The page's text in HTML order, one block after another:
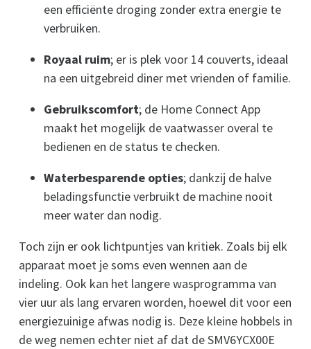
een efficiënte droging zonder extra energie te
verbruiken.
Royaal ruim; er is plek voor 14 couverts, ideaal
na een uitgebreid diner met vrienden of familie.
Gebruikscomfort; de Home Connect App
maakt het mogelijk de vaatwasser overal te
bedienen en de status te checken.
Waterbesparende opties; dankzij de halve
beladingsfunctie verbruikt de machine nooit
meer water dan nodig.
Toch zijn er ook lichtpuntjes van kritiek. Zoals bij elk
apparaat moet je soms even wennen aan de
indeling. Ook kan het langere wasprogramma van
vier uur als lang ervaren worden, hoewel dit voor een
energiezuinige afwas nodig is. Deze kleine hobbels in
de weg nemen echter niet af dat de SMV6YCX00E